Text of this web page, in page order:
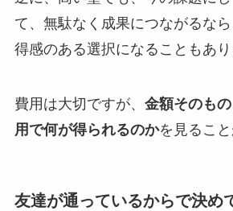
て、無駄なく成果につながるな
得感のある選択になることもあり
費用は大切ですが、 金額そのも
用で何が得られるのかを見ること
友達が通っているからで決め